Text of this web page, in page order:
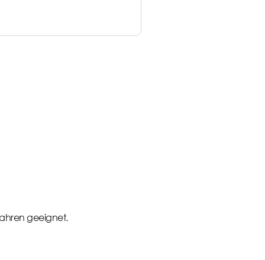
geeignet.